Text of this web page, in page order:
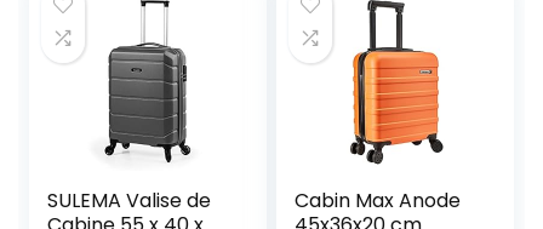
SULEMA Valise de
Cabin Max Anode